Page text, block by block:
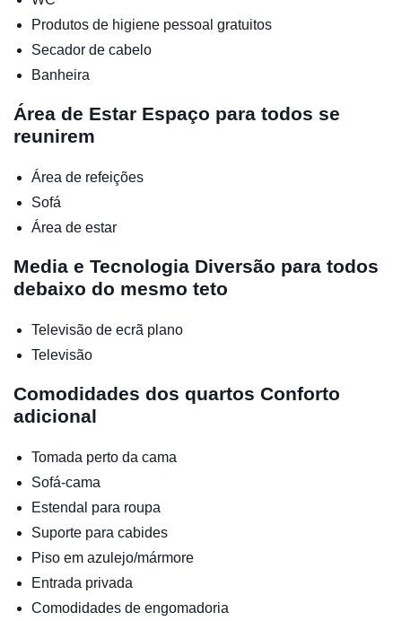
Produtos de higiene pessoal gratuitos
Secador de cabelo
Banheira
Área de Estar Espaço para todos se
reunirem
Área de refeições
Sofá
Área de estar
Media e Tecnologia Diversão para todos
debaixo do mesmo teto
Televisão de ecrã plano
Televisão
Comodidades dos quartos Conforto
adicional
Tomada perto da cama
Sofá-cama
Estendal para roupa
Suporte para cabides
Piso em azulejo/mármore
Entrada privada
Comodidades de engomadoria